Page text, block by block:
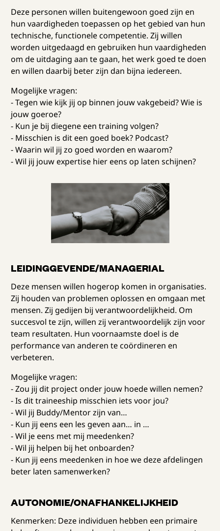
Deze personen willen buitengewoon goed zijn en
hun vaardigheden toepassen op het gebied van hun
technische, functionele competentie. Zij willen
worden uitgedaagd en gebruiken hun vaardigheden
om de uitdaging aan te gaan, het werk goed te doen
en willen daarbij beter zijn dan bijna iedereen.
Mogelijke vragen:
- Tegen wie kijk jij op binnen jouw vakgebeid? Wie is
jouw goeroe?
- Kun je bij diegene een training volgen?
- Misschien is dit een goed boek? Podcast?
- Waarin wil jij zo goed worden en waarom?
- Wil jij jouw expertise hier eens op laten schijnen?
LEIDINGGEVENDE/MANAGERIAL
Deze mensen willen hogerop komen in organisaties.
Zij houden van problemen oplossen en omgaan met
mensen. Zij gedijen bij verantwoordelijkheid. Om
succesvol te zijn, willen zij verantwoordelijk zijn voor
team resultaten. Hun voornaamste doel is de
performance van anderen te coördineren en
verbeteren.
Mogelijke vragen:
- Zou jij dit project onder jouw hoede willen nemen?
- Is dit traineeship misschien iets voor jou?
- Wil jij Buddy/Mentor zijn van…
- Kun jij eens een les geven aan… in …
- Wil je eens met mij meedenken?
- Wil jij helpen bij het onboarden?
- Kun jij eens meedenken in hoe we deze afdelingen
beter laten samenwerken?
AUTONOMIE/ONAFHANKELIJKHEID
Kenmerken: Deze individuen hebben een primaire